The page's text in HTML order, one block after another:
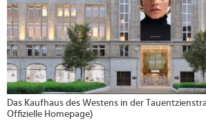
Das Kaufhaus des Westens in der
Offizielle Homepage)